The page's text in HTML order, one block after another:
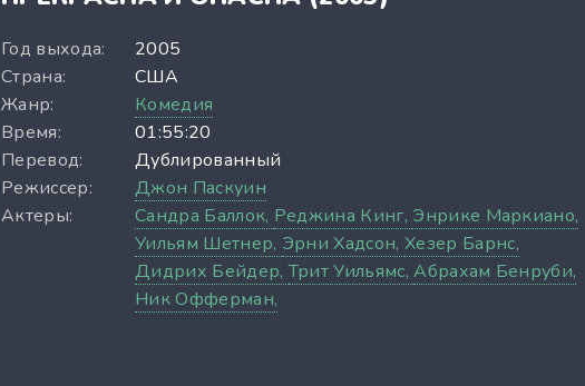
Год выхода:
2005
Страна:
США
Жанр:
Комедия
Время:
01:55:20
Перевод:
Дублированный
Режиссер:
Джон Паскуин
Актеры:
Сандра Баллок, Реджина Кинг, Энрике Маркиано,
Уильям Шетнер, Эрни Хадсон, Хезер Барнс,
Дидрих Бейдер,Трит Уильямс,Абрахам Бенруби,
Ник Офферман,